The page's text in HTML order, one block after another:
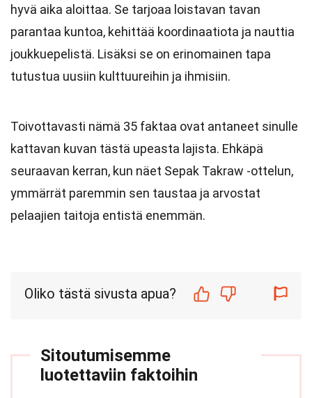
hyvä aika aloittaa. Se tarjoaa loistavan tavan
parantaa kuntoa, kehittää koordinaatiota ja nauttia
joukkuepelistä. Lisäksi se on erinomainen tapa
tutustua uusiin kulttuureihin ja ihmisiin.
Toivottavasti nämä 35 faktaa ovat antaneet sinulle
kattavan kuvan tästä upeasta lajista. Ehkäpä
seuraavan kerran, kun näet Sepak Takraw -ottelun,
ymmärrät paremmin sen taustaa ja arvostat
pelaajien taitoja entistä enemmän.
Oliko tästä sivusta apua?
Sitoutumisemme
luotettaviin faktoihin